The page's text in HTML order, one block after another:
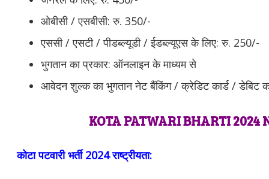
ओबीसी / एसबीसी: रु. 350/-
एससी / एसटी / पीडब्ल्यूडी / ईडब्ल्यूएस के लिए: रु. 250/-
भुगतान का प्रकार: ऑनलाइन के माध्यम से
आवेदन शुल्क का भुगतान नेट बैंकिंग / क्रेडिट कार्ड / डेबिट
KOTA PATWARI BHARTI 2024
कोटा पटवारी भर्ती 2024 राष्ट्रीयता: